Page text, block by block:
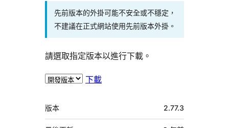
先前版本的外掛可能不安全或不穩定，
不建議在正式網站使用先前版本外掛。
請選取指定版本以進行下載。
下載
中
繼
版本 2.77.3